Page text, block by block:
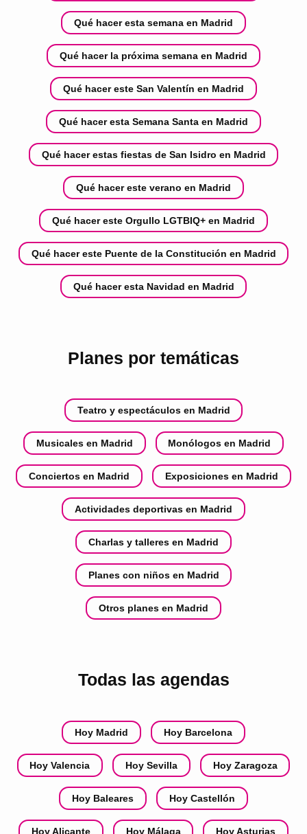
Qué hacer esta semana en Madrid
Qué hacer la próxima semana en Madrid
Qué hacer este San Valentín en Madrid
Qué hacer esta Semana Santa en Madrid
Qué hacer estas fiestas de San Isidro en Madrid
Qué hacer este verano en Madrid
Qué hacer este Orgullo LGTBIQ+ en Madrid
Qué hacer este Puente de la Constitución en Madrid
Qué hacer esta Navidad en Madrid
Planes por temáticas
Teatro y espectáculos en Madrid
Musicales en Madrid Monólogos en Madrid
Conciertos en Madrid Exposiciones en Madrid
Actividades deportivas en Madrid
Charlas y talleres en Madrid
Planes con niños en Madrid
Otros planes en Madrid
Todas las agendas
Hoy Madrid Hoy Barcelona
Hoy Valencia Hoy Sevilla Hoy Zaragoza
Hoy Baleares Hoy Castellón
Hoy Alicante Hoy Málaga Hoy Asturias